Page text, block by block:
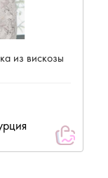
из вискозы